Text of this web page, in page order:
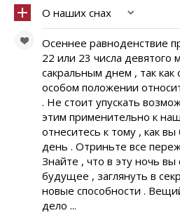
О наших снах
Осеннее равноденствие
22 или 23 числа девятого
сакральным днем , так как
особом положении
. Не стоит упускать
этим применительно к
отнеситесь к тому , как
день . Отриньте все
Знайте , что в эту ночь
будущее , заглянуть в
новые способности .
дело ...